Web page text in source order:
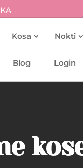
Kosa Nokti
Blog Login